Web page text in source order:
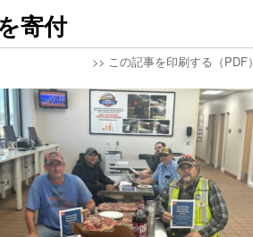
寄付
>> この記事を印刷する（PDF）